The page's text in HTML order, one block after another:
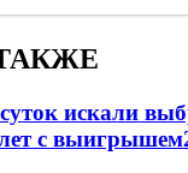
искали
с выигрышем